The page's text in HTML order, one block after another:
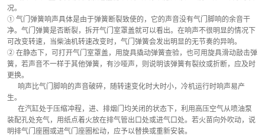
况。
① 气门弹簧响声具体是由于弹簧断裂致使的，它的声音没有气门脚响的余音干
净。气门弹簧是否断裂，拆开气门室罩盖就可以看出。在响声不很明显的情况下
可改变转速，当柴油机转速改变时，气门弹簧会发出明显的无节奏的异响。
② 在静态下，可打开气门室罩盖，用旋具撬动弹簧查验，也可用旋具滑动敲击弹
簧，若声音不一样于其他弹簧，有沙哑声，则说明该弹簧有裂纹或折断，应及时
更换。
响声比气门脚响的声音破碎，随转速变化时大时小，冷机运行时响声易产
生。
在汽缸处于压缩冲程，进、排烟门均关闭的状态下，利用高压空气从喷油泵
装配孔处充气，用纸点着火放在排气管出口处或进气口处。若火苗向外吹动，说
明排气门座圈或进气门座圈松动，应予以替换或重新安装。